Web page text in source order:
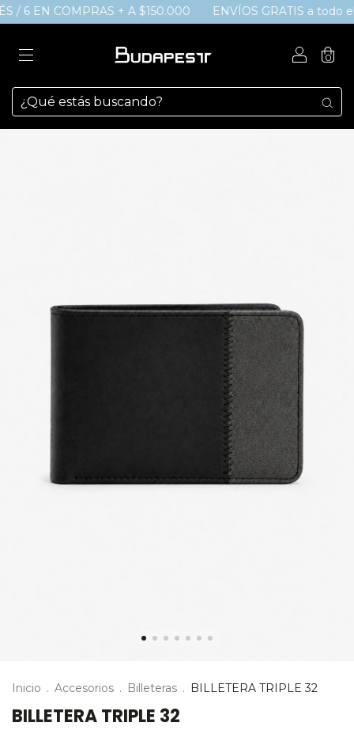
/ 6 EN COMPRAS + A $150.000 ENVÍOS GRATIS a todo el
0
Inicio . Accesorios . Billeteras . BILLETERA TRIPLE 32
BILLETERA TRIPLE 32